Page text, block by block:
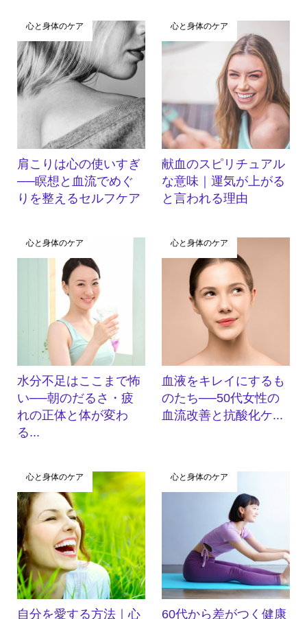
心と身体のケア
肩こりは心の使いすぎ
──瞑想と血流でめぐ
りを整えるセルフケア
心と身体のケア
献血のスピリチュアル
な意味｜運気が上がる
と言われる理由
心と身体のケア
水分不足はここまで怖
い──朝のだるさ・疲
れの正体と体が変わ
る...
心と身体のケア
血液をキレイにするも
のたち──50代女性の
血流改善と抗酸化ケ...
心と身体のケア
自分を愛する方法｜心
心と身体のケア
60代から差がつく健康